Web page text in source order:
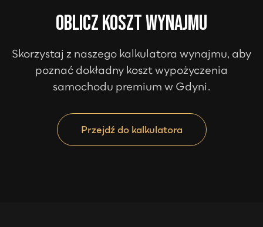
Oblicz koszt wynajmu
Skorzystaj z naszego kalkulatora wynajmu, aby
poznać dokładny koszt wypożyczenia
samochodu premium w Gdyni.
Przejdź do kalkulatora